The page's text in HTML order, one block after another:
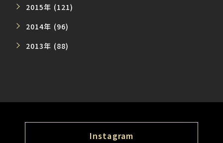
2015年 (121)
2014年 (96)
2013年 (88)
Instagram